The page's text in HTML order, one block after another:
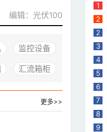
编辑：光伏100
监控设备
汇流箱柜
更多>>
1
2
2
3
4
5
6
7
8
9